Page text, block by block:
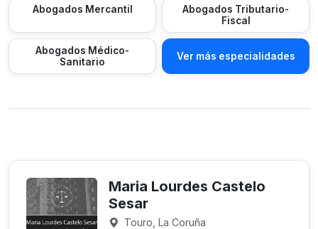
Abogados Mercantil
Abogados Tributario-
Fiscal
Abogados Médico-
Sanitario
Ver más especialidades
Maria Lourdes Castelo
Sesar
Touro, La Coruña